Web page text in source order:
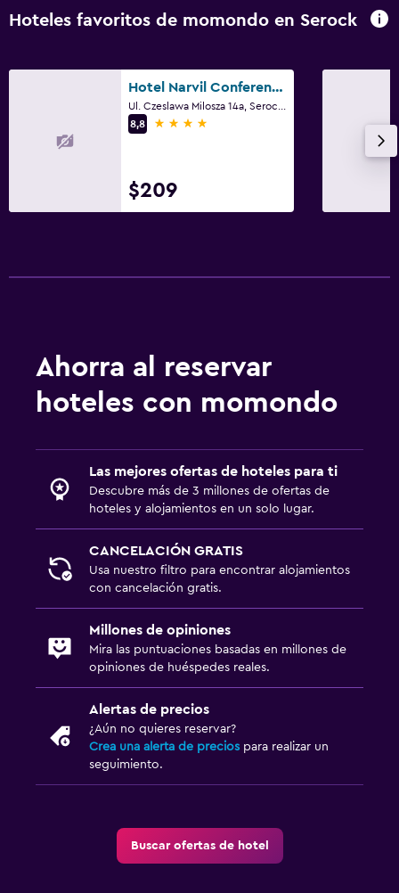
Hoteles favoritos de momondo en Serock
Hotel Narvil Conference & Spa
8,8
4 estrellas
$209
Ahorra al reservar
hoteles con momondo
Las mejores ofertas de hoteles para ti
Descubre más de 3 millones de ofertas de
hoteles y alojamientos en un solo lugar.
CANCELACIÓN GRATIS
Usa nuestro filtro para encontrar alojamientos
con cancelación gratis.
Millones de opiniones
Mira las puntuaciones basadas en millones de
opiniones de huéspedes reales.
Alertas de precios
¿Aún no quieres reservar?
Crea una alerta de precios para realizar un
seguimiento.
Buscar ofertas de hotel